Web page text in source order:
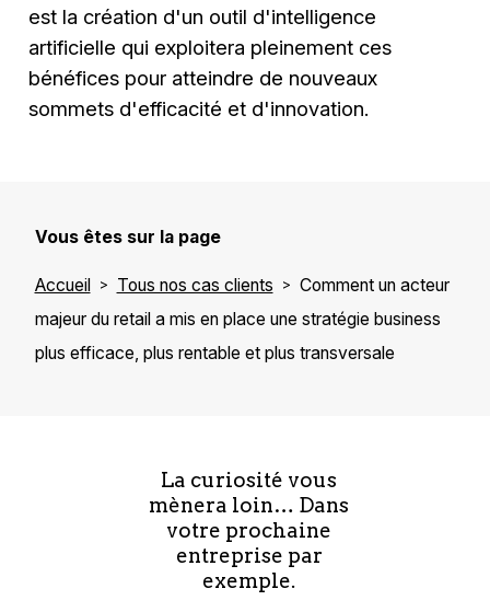
est la création d'un outil d'intelligence
artificielle qui exploitera pleinement ces
bénéfices pour atteindre de nouveaux
sommets d'efficacité et d'innovation.
Vous êtes sur la page
Accueil Tous nos cas clients
Comment un acteur
majeur du retail a mis en place une stratégie business
plus efficace, plus rentable et plus transversale
La curiosité vous
mènera loin… Dans
votre prochaine
entreprise par
exemple.